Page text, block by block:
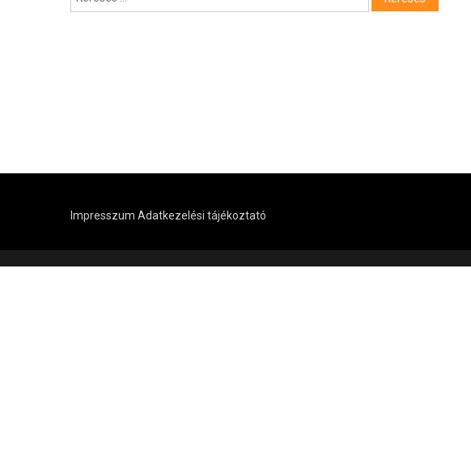
Impresszum Adatkezelési tájékoztató